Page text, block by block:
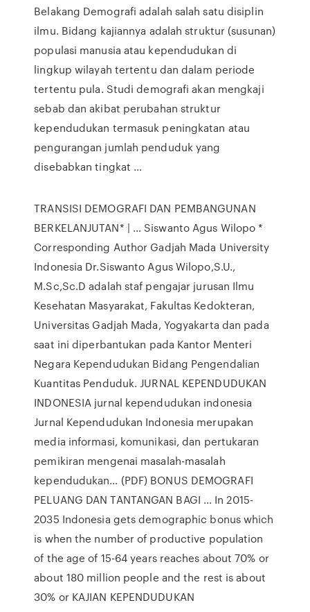
Belakang Demografi adalah salah satu disiplin
ilmu. Bidang kajiannya adalah struktur (susunan)
populasi manusia atau kependudukan di
lingkup wilayah tertentu dan dalam periode
tertentu pula. Studi demografi akan mengkaji
sebab dan akibat perubahan struktur
kependudukan termasuk peningkatan atau
pengurangan jumlah penduduk yang
disebabkan tingkat …
TRANSISI DEMOGRAFI DAN PEMBANGUNAN
BERKELANJUTAN* | … Siswanto Agus Wilopo *
Corresponding Author Gadjah Mada University
Indonesia Dr.Siswanto Agus Wilopo,S.U.,
M.Sc,Sc.D adalah staf pengajar jurusan Ilmu
Kesehatan Masyarakat, Fakultas Kedokteran,
Universitas Gadjah Mada, Yogyakarta dan pada
saat ini diperbantukan pada Kantor Menteri
Negara Kependudukan Bidang Pengendalian
Kuantitas Penduduk. JURNAL KEPENDUDUKAN
INDONESIA jurnal kependudukan indonesia
Jurnal Kependudukan Indonesia merupakan
media informasi, komunikasi, dan pertukaran
pemikiran mengenai masalah-masalah
kependudukan… (PDF) BONUS DEMOGRAFI
PELUANG DAN TANTANGAN BAGI … In 2015-
2035 Indonesia gets demographic bonus which
is when the number of productive population
of the age of 15-64 years reaches about 70% or
about 180 million people and the rest is about
30% or KAJIAN KEPENDUDUKAN